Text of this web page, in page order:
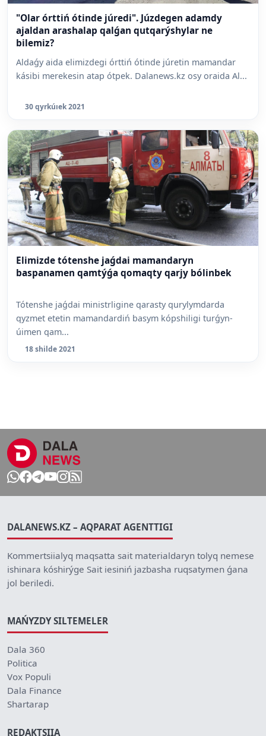
"Olar órttiń ótinde júredi". Júzdegen adamdy
ajaldan arashalap qalǵan qutqarýshylar ne
bilemiz?
Aldaǵy aida elimizdegi órttiń ótinde júretin mamandar
kásibi merekesin atap ótpek. Dalanews.kz osy oraida Al...
30 qyrkúıek 2021
Elimizde tótenshe jaǵdai mamandaryn
baspanamen qamtýǵa qomaqty qarjy bólinbek
Tótenshe jaǵdai ministrligine qarasty qurylymdarda
qyzmet etetin mamandardiń basym kópshiligi turǵyn-
úimen qam...
18 shilde 2021
DALANEWS.KZ – AQPARAT AGENTTIGI
Kommertsiialyq maqsatta sait materialdaryn tolyq nemese
ishinara kóshirýge Sait iesiniń jazbasha ruqsatymen ǵana
jol beriledi.
MAŃYZDY SILTEMELER
Dala 360
Politica
Vox Populi
Dala Finance
Shartarap
REDAKTSIIA